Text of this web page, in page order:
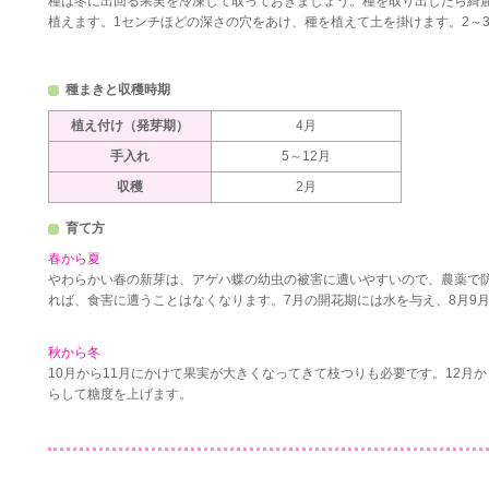
植えます。1センチほどの深さの穴をあけ、種を植えて土を掛けます。2～
種まきと収穫時期
植え付け（発芽期）
4月
手入れ
5～12月
収穫
2月
育て方
春から夏
やわらかい春の新芽は、アゲハ蝶の幼虫の被害に遭いやすいので、農薬で
れば、食害に遭うことはなくなります。7月の開花期には水を与え、8月9
秋から冬
10月から11月にかけて果実が大きくなってきて枝つりも必要です。12月
らして糖度を上げます。